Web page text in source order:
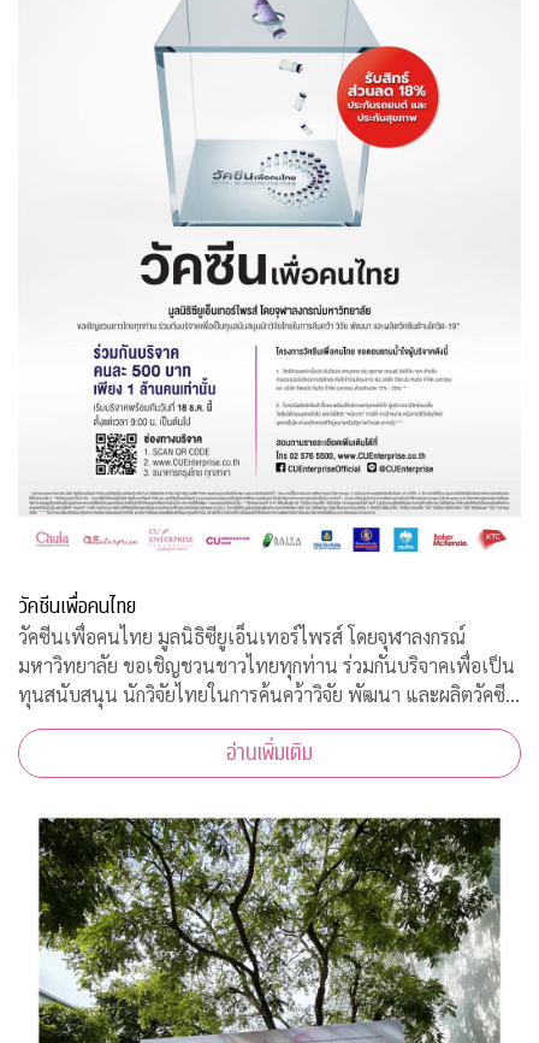
วัคซีนเพื่อคนไทย
วัคซีนเพื่อคนไทย มูลนิธิซียูเอ็นเทอร์ไพรส์ โดยจุฬาลงกรณ์
มหาวิทยาลัย ขอเชิญชวนชาวไทยทุกท่าน ร่วมกันบริจาคเพื่อเป็น
ทุนสนับสนุน นักวิจัยไทยในการค้นคว้าวิจัย พัฒนา และผลิตวัคซีน
ต้านโควิด-19*
อ่านเพิ่มเติม